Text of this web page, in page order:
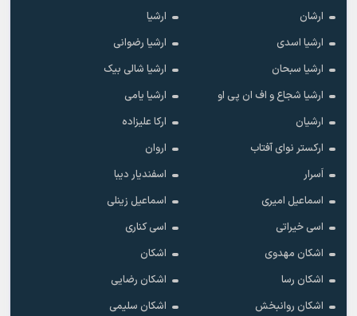
ارشان
ارشیا
ارشیا اسدی
ارشیا رضوانی
ارشیا سبحان
ارشیا شالی بیک
ارشیا شجاع و اف ان پی او
ارشیا یامی
ارشیان
ارکا علیزاده
ارکستر نوای آفتاب
اروان
اَسرار
اسفندیار دیبا
اسماعیل امیری
اسماعیل زینلی
اسی خیراتی
اسی کناری
اشکان مهدوى
اشکان
اشکان رسا
اشکان رضایی
اشکان روانبخش
اشکان سلیمی